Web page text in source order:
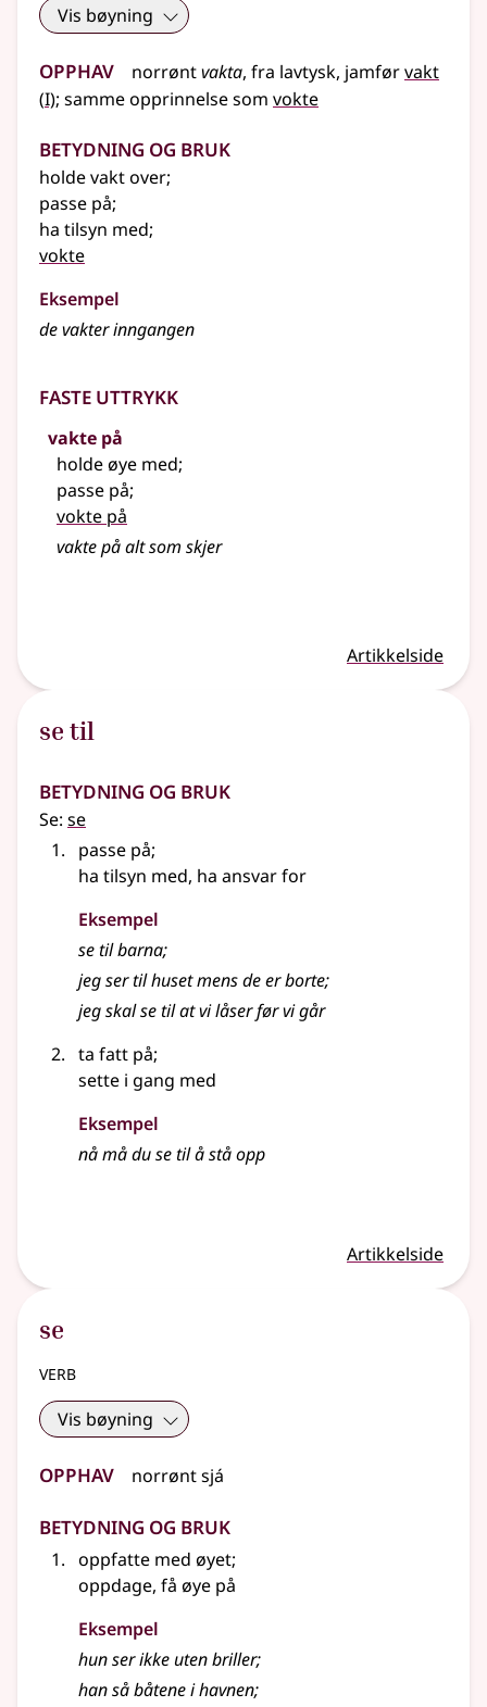
Vis bøyning
Opphav norrøntvakta, fra lavtysk, jamførvakt
(1
I); samme opprinnelse som vokte
Betydning og bruk
holde vakt over;
passe på;
ha tilsyn med;
vokte
Eksempel
de vakter inngangen
Faste uttrykk
vakte på
holde øye med;
passe på;
vokte på
vaktepå alt som skjer
Artikkelside
se til
Betydning og bruk
Se: se
passe på;
ha tilsyn med, ha ansvar for
Eksempel
se til barna;
jeg ser til huset mens de er borte;
jeg skal se til at vi låser før vi går
ta fatt på;
sette i gang med
Eksempel
nå må du se til å stå opp
Artikkelside
se
verb
Vis bøyning
Opphav norrøntsjá
Betydning og bruk
oppfatte med øyet;
oppdage, få øye på
Eksempel
hun ser ikke uten briller;
han så båtene i havnen;